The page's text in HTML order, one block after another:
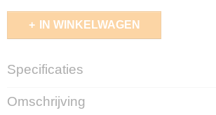
IN WINKELWAGEN
Specificaties
EAN code
4010168287522
Omschrijving